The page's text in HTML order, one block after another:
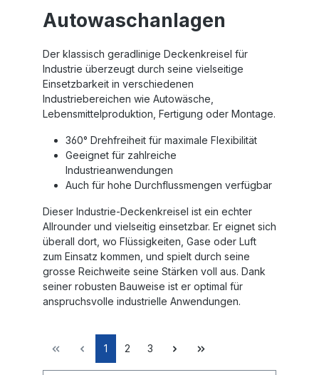
Autowaschanlagen
Der klassisch geradlinige Deckenkreisel für
Industrie überzeugt durch seine vielseitige
Einsetzbarkeit in verschiedenen
Industriebereichen wie Autowäsche,
Lebensmittelproduktion, Fertigung oder Montage.
360° Drehfreiheit für maximale Flexibilität
Geeignet für zahlreiche
Industrieanwendungen
Auch für hohe Durchflussmengen verfügbar
Dieser Industrie-Deckenkreisel ist ein echter
Allrounder und vielseitig einsetzbar. Er eignet sich
überall dort, wo Flüssigkeiten, Gase oder Luft
zum Einsatz kommen, und spielt durch seine
grosse Reichweite seine Stärken voll aus. Dank
seiner robusten Bauweise ist er optimal für
anspruchsvolle industrielle Anwendungen.
1 2 3